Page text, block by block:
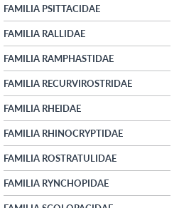
FAMILIA PSITTACIDAE
FAMILIA RALLIDAE
FAMILIA RAMPHASTIDAE
FAMILIA RECURVIROSTRIDAE
FAMILIA RHEIDAE
FAMILIA RHINOCRYPTIDAE
FAMILIA ROSTRATULIDAE
FAMILIA RYNCHOPIDAE